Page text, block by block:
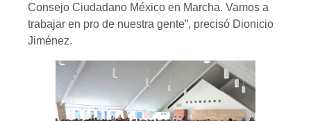
Consejo Ciudadano México en Marcha. Vamos a
trabajar en pro de nuestra gente”, precisó Dionicio
Jiménez.